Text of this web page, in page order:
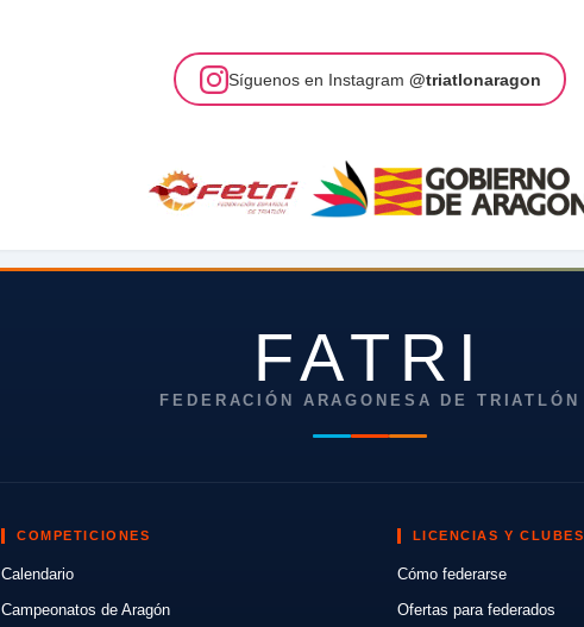
Síguenos en Instagram @triatlonaragon
FATRI
FEDERACIÓN ARAGONESA DE TRIATLÓN
COMPETICIONES
Calendario
Campeonatos de Aragón
LICENCIAS Y CLUBES
Cómo federarse
Ofertas para federados